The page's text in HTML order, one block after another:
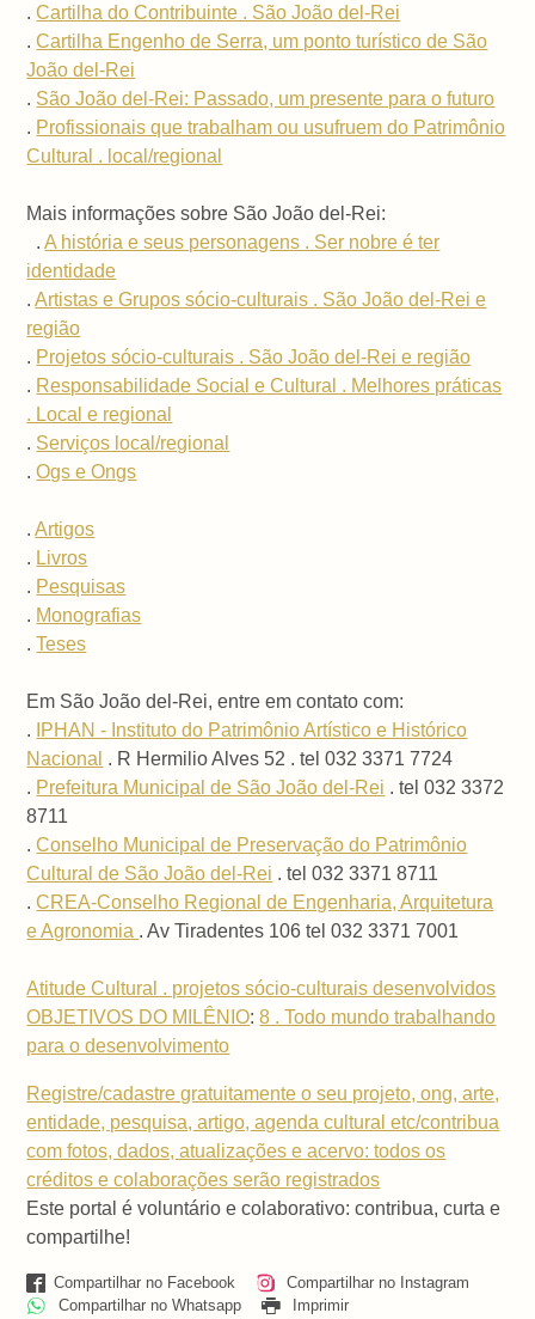
.Cartilha do Contribuinte . São João del-Rei
.Cartilha Engenho de Serra, um ponto turístico de São
João del-Rei
. São João del-Rei: Passado, um presente para o futuro
. Profissionais que trabalham ou usufruem do Patrimônio
Cultural . local/regional
Mais informações sobre São João del-Rei:
.A história e seus personagens . Ser nobre é ter
identidade
.Artistas e Grupos sócio-culturais . São João del-Rei e
região
. Projetos sócio-culturais . São João del-Rei e região
. Responsabilidade Social e Cultural . Melhores práticas
. Local e regional
. Serviços local/regional
.Ogs e Ongs
.Artigos
. Livros
. Pesquisas
. Monografias
.Teses
Em São João del-Rei, entre em contato com:
.
IPHAN - Instituto do Patrimônio Artístico e Histórico
Nacional . R Hermilio Alves 52 . tel 032 3371 7724
. Prefeitura Municipal de São João del-Rei . tel 032 3372
8711
.Conselho Municipal de Preservação do Patrimônio
Cultural de São João del-Rei . tel 032 3371 8711
.CREA-Conselho Regional de Engenharia, Arquitetura
e Agronomia . Av Tiradentes 106 tel 032 3371 7001
Atitude Cultural . projetos sócio-culturais desenvolvidos
OBJETIVOS DO MILÊNIO:8 . Todo mundo trabalhando
para o desenvolvimento
Registre/cadastre gratuitamente o seu projeto, ong, arte,
entidade, pesquisa, artigo, agenda cultural etc/contribua
com fotos, dados, atualizações e acervo: todos os
créditos e colaborações serão registrados
Este portal é voluntário e colaborativo: contribua, curta e
compartilhe!
Compartilhar no Facebook
Compartilhar no Instagram
Compartilhar no Whatsapp
Imprimir